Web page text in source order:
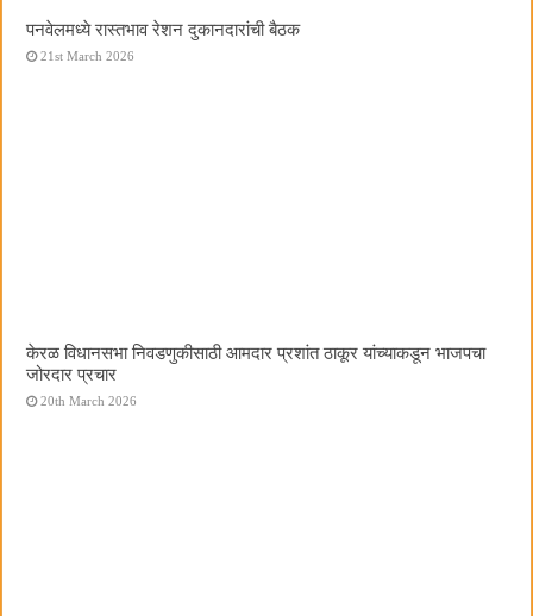
पनवेलमध्ये रास्तभाव रेशन दुकानदारांची बैठक
21st March 2026
केरळ विधानसभा निवडणुकीसाठी आमदार प्रशांत ठाकूर यांच्याकडून भाजपचा
जोरदार प्रचार
20th March 2026